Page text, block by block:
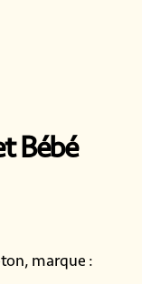
Bébé
marque :